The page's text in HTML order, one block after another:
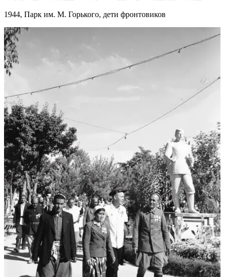
1944, Парк им. М. Горького, дети фронтовиков